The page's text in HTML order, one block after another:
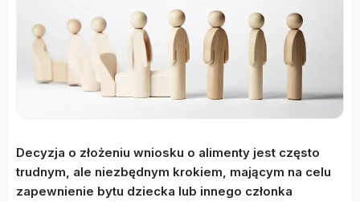
Decyzja o złożeniu wniosku o alimenty jest często
trudnym, ale niezbędnym krokiem, mającym na celu
zapewnienie bytu dziecka lub innego członka